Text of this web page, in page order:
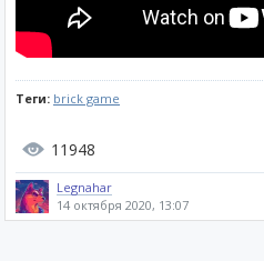
Теги: brick game
11948
Legnahar
14 октября 2020, 13:07